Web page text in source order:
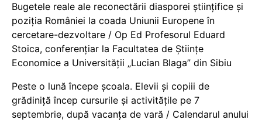
Bugetele reale ale reconectării diasporei științifice și
poziția României la coada Uniunii Europene în
cercetare-dezvoltare / Op Ed Profesorul Eduard
Stoica, conferențiar la Facultatea de Științe
Economice a Universității „Lucian Blaga” din Sibiu
Peste o lună începe școala. Elevii și copiii de
grădiniță încep cursurile și activitățile pe 7
septembrie, după vacanța de vară / Calendarul anului